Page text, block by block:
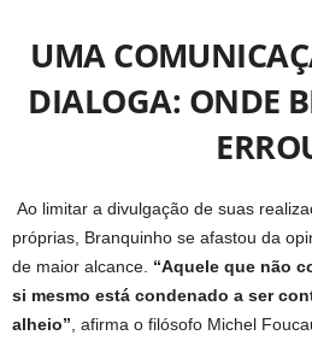
UMA
DIALOGA: ONDE
Ao limitar a divulgação de suas
próprias, Branquinho se afastou da
de maior alcance. “Aquele que não
si mesmo está condenado a ser
alheio”, afirma o filósofo Michel